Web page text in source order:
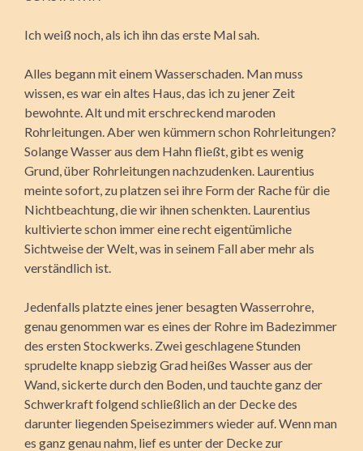
Ich weiß noch, als ich ihn das erste Mal sah.
Alles begann mit einem Wasserschaden. Man muss
wissen, es war ein altes Haus, das ich zu jener Zeit
bewohnte. Alt und mit erschreckend maroden
Rohrleitungen. Aber wen kümmern schon Rohrleitungen?
Solange Wasser aus dem Hahn fließt, gibt es wenig
Grund, über Rohrleitungen nachzudenken. Laurentius
meinte sofort, zu platzen sei ihre Form der Rache für die
Nichtbeachtung, die wir ihnenschenkten. Laurentius
kultivierte schon immer eine recht eigentümliche
Sichtweise der Welt, was in seinem Fall aber mehr als
verständlich ist.
Jedenfalls platzte eines jener besagten Wasserrohre,
genau genommen war es eines der Rohre im Badezimmer
des ersten Stockwerks. Zwei geschlagene Stunden
sprudelte knapp siebzig Grad heißes Wasser aus der
Wand, sickerte durch den Boden, und tauchte ganz der
Schwerkraft folgend schließlich an der Decke des
darunter liegenden Speisezimmers wieder auf. Wenn man
es ganz genau nahm, lief es unter der Decke zur